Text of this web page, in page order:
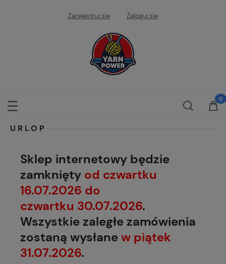
Zarejestruj się Zaloguj się
URLOP
Sklep internetowy będzie
zamknięty od czwartku
16.07.2026 do
czwartku 30.07.2026.
Wszystkie zaległe zamówienia
zostaną wysłanew piątek
31.07.2026.